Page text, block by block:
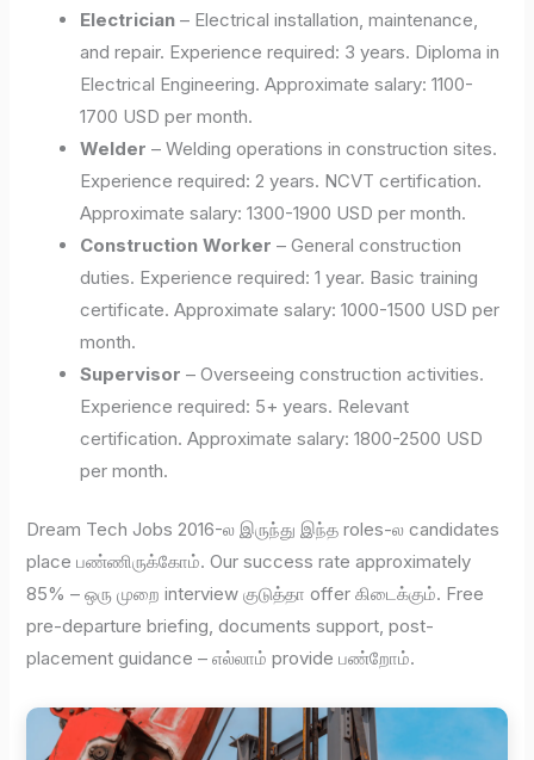
Electrician – Electrical installation, maintenance,
and repair. Experience required: 3 years. Diploma in
Electrical Engineering. Approximate salary: 1100-
1700 USD per month.
Welder – Welding operations in construction sites.
Experience required: 2 years. NCVT certification.
Approximate salary: 1300-1900 USD per month.
Construction Worker – General construction
duties. Experience required: 1 year. Basic training
certificate. Approximate salary: 1000-1500 USD per
month.
Supervisor – Overseeing construction activities.
Experience required: 5+ years. Relevant
certification. Approximate salary: 1800-2500 USD
per month.
Dream Tech Jobs 2016-ல இருந்து இந்த roles-ல candidates
place பண்ணிருக்கோம். Our success rate approximately
85% – ஒரு முறை interview குடுத்தா offer கிடைக்கும். Free
pre-departure briefing, documents support, post-
placement guidance – எல்லாம் provide பண்றோம்.